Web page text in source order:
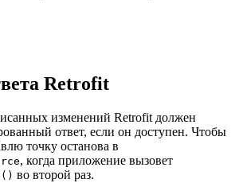
Retrofit
изменений Retrofit должен
ответ, если он доступен. Чтобы
точку останова в
, когда приложение вызовет
во второй раз.